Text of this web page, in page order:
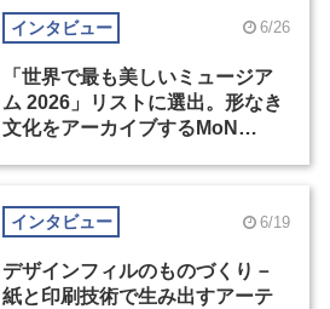
インタビュー 6/26
「世界で最も美しいミュージア
ム 2026」リストに選出。形なき
文化をアーカイブするMoN
インタビュー 6/19
デザインフィルのものづくり－
紙と印刷技術で生み出すアーテ